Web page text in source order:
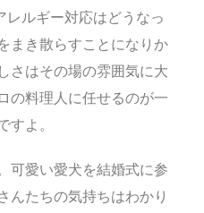
レルギー対応はどうなっ
まき散らすことになりか
さはその場の雰囲気に大
の料理人に任せるのが一
すよ。
可愛い愛犬を結婚式に参
んたちの気持ちはわかり